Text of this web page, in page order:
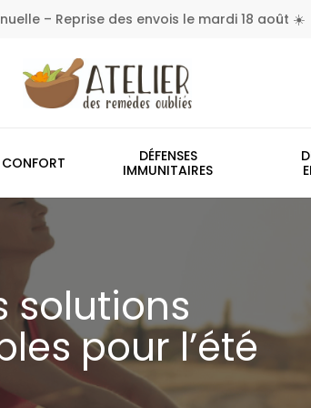
– Reprise des envois le mardi 18 août ☀️
CONFORT
DÉFENSES
IMMUNITAIRES
solutions
pour l’été